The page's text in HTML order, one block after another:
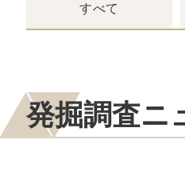
すべて
発掘調査ニ